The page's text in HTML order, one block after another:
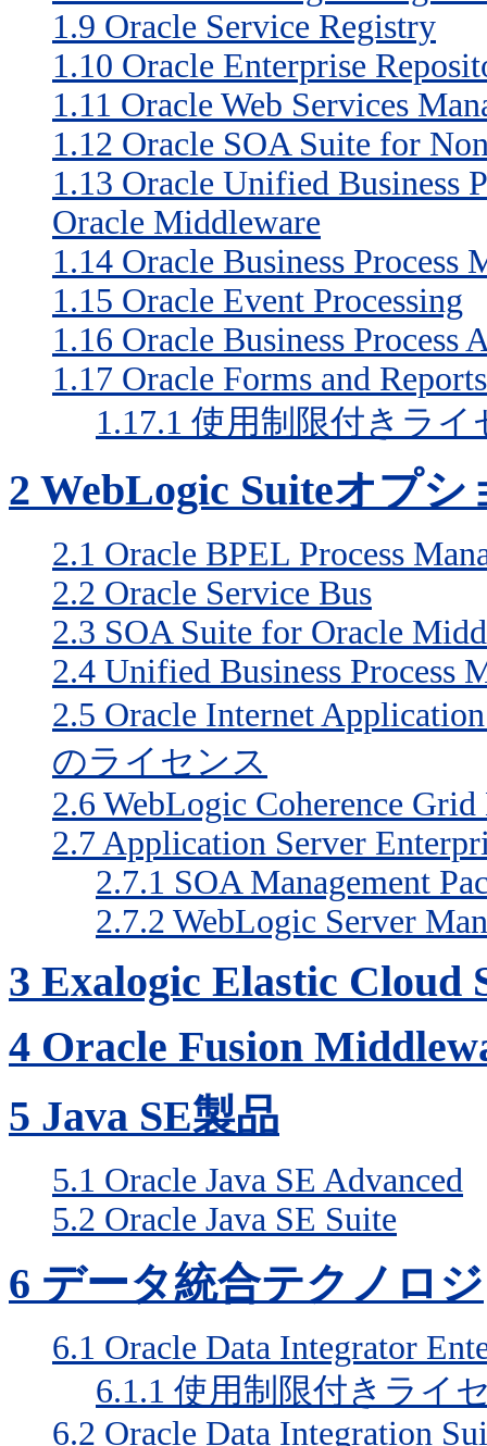
1.9 Oracle Service Registry
1.10 Oracle Enterprise
1.11 Oracle Web Services
1.12 Oracle SOA Suite for
1.13 Oracle Unified Business
Oracle Middleware
1.14 Oracle Business Process
1.15 Oracle Event Processing
1.16 Oracle Business Process
1.17 Oracle Forms and Reports
1.17.1 使用制限付きライ
2 WebLogic Suiteオプシ
2.1 Oracle BPEL Process
2.2 Oracle Service Bus
2.3 SOA Suite for Oracle
2.4 Unified Business Process
2.5 Oracle Internet
のライセンス
2.6 WebLogic Coherence
2.7 Application Server
2.7.1 SOA Management
2.7.2 WebLogic Server
3 Exalogic Elastic Cloud
4 Oracle Fusion
5 Java SE製品
5.1 Oracle Java SE Advanced
5.2 Oracle Java SE Suite
6 データ統合テクノロジ
6.1 Oracle Data Integrator
6.1.1 使用制限付きライ
6.2 Oracle Data Integration